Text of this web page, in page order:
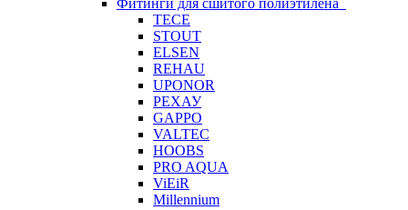
Фитинги для сшитого полиэтилена
TECE
STOUT
ELSEN
REHAU
UPONOR
РЕХАУ
GAPPO
VALTEC
HOOBS
PRO AQUA
ViEiR
Millennium